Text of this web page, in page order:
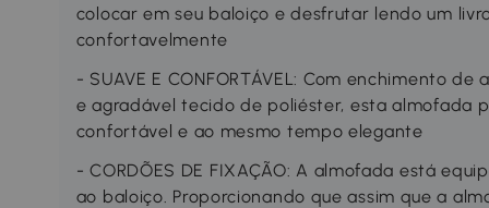
colocar em seu baloiço e desfrutar lendo um
confortavelmente
- SUAVE E CONFORTÁVEL: Com enchimento
e agradável tecido de poliéster, esta almofada
confortável e ao mesmo tempo elegante
- CORDÕES DE FIXAÇÃO: A almofada está
ao baloiço. Proporcionando que assim que a